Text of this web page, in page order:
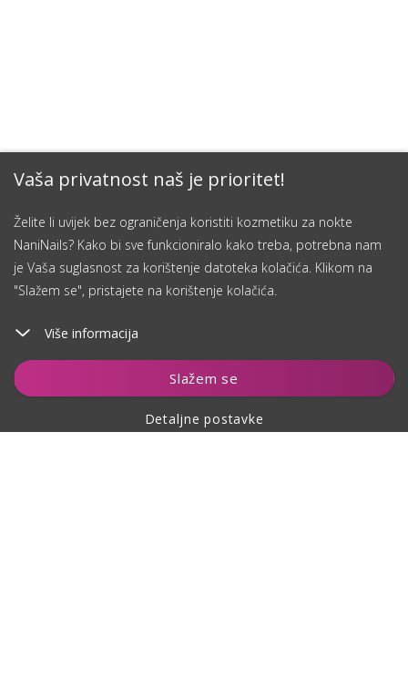
Vaša privatnost naš je prioritet!
Želite li uvijek bez ograničenja koristiti kozmetiku za nokte
NaniNails? Kako bi sve funkcioniralo kako treba, potrebna nam
je Vaša suglasnost za korištenje datoteka kolačića. Klikom na
"Slažem se", pristajete na korištenje kolačića.
Više informacija
Slažem se
Detaljne postavke
Čuvaj